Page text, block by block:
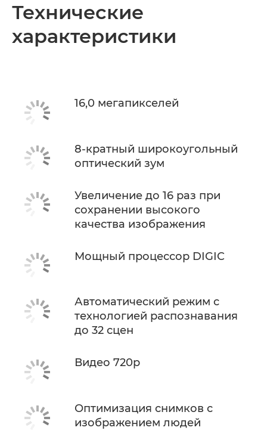
Технические
характеристики
16,0 мегапикселей
8-кратный широкоугольный
оптический зум
Увеличение до 16 раз при
сохранении высокого
качества изображения
Мощный процессор DIGIC
Автоматический режим с
технологией распознавания
до 32 сцен
Видео 720p
Оптимизация снимков с
изображением людей